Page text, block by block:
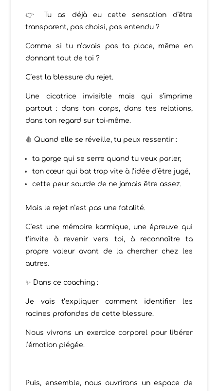
👉
Tu as déjà eu cette sensation d’être
transparent, pas choisi, pas entendu ?
Comme si tu n’avais pas ta place, même en
donnant tout de toi ?
C’est la blessure du rejet.
Une cicatrice invisible mais qui s’imprime
partout : dans ton corps, dans tes relations,
dans ton regard sur toi-même.
🩸Quand elle se réveille, tu peux ressentir :
ta gorge qui se serre quand tu veux parler,
ton cœur qui bat trop vite à l’idée d’être jugé,
cette peur sourde de ne jamais être assez.
Mais le rejet n’est pas une fatalité.
C’est une mémoire karmique, une épreuve qui
t’invite à revenir vers toi, à reconnaître ta
propre valeur avant de la chercher chez les
autres.
✨ Dans ce coaching :
Je vais t’expliquer comment identifier les
racines profondes de cette blessure.
Nous vivrons un exercice corporel pour libérer
l’émotion piégée.
Puis, ensemble, nous ouvrirons un espace de